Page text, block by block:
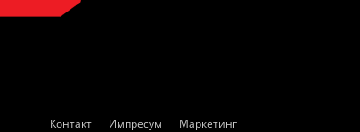
Контакт Импресум Маркетинг